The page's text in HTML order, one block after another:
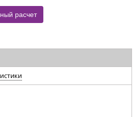
расчет